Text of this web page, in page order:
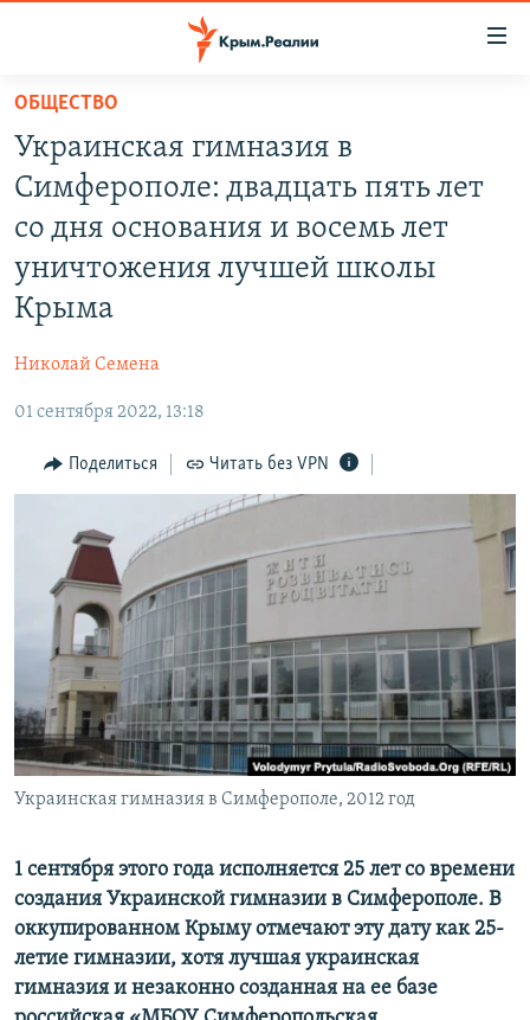
Вернуться
основному
содержанию
Вернутся
главной
навигации
Вернутся
СПЕЦПРОЕКТЫ
ЕЩЕ
ТЕЛЕПРОЕКТ КРЫМ.РЕАЛИИ
СОВЕТЫ ПРАВОЗАЩИТНИКОВ
ПРОПАВШИЕ БЕЗ ВЕСТИ
ПОБЕДИТЕЛЕЙ НЕ СУДЯТ?
КРЫМ.НЕПОКОРЕННЫЙ
ELIFBE
УКРАИНСКАЯ ПРОБЛЕМА КРЫМА
ПРИСОЕДИНЯЙТЕСЬ!
Все сайты RFE/RL
ОБЩЕСТВО
Украинская гимназия в
Симферополе: двадцать пять лет
со дня основания и восемь лет
уничтожения лучшей школы
Крыма
Николай Семена
01 сентября 2022, 13:18
Поделиться Читать без VPN
Украинская гимназия в Симферополе, 2012 год
1 сентября этого года исполняется 25 лет со времени
создания Украинской гимназии в Симферополе. В
оккупированном Крыму отмечают эту дату как 25-
летие гимназии, хотя лучшая украинская
гимназия и незаконно созданная на ее базе